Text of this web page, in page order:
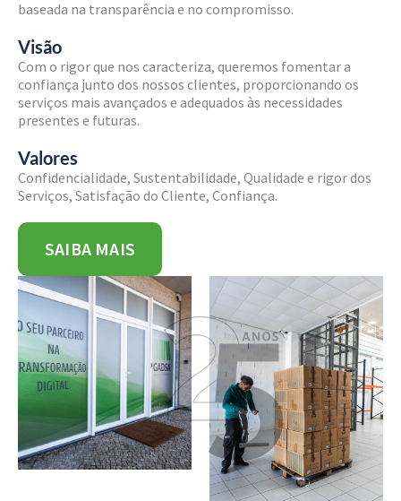
baseada na transparência e no compromisso.
Visão
Com o rigor que nos caracteriza, queremos fomentar a
confiança junto dos nossos clientes, proporcionando os
serviços mais avançados e adequados às necessidades
presentes e futuras.
Valores
Confidencialidade, Sustentabilidade, Qualidade e rigor dos
Serviços, Satisfação do Cliente, Confiança.
SAIBA MAIS